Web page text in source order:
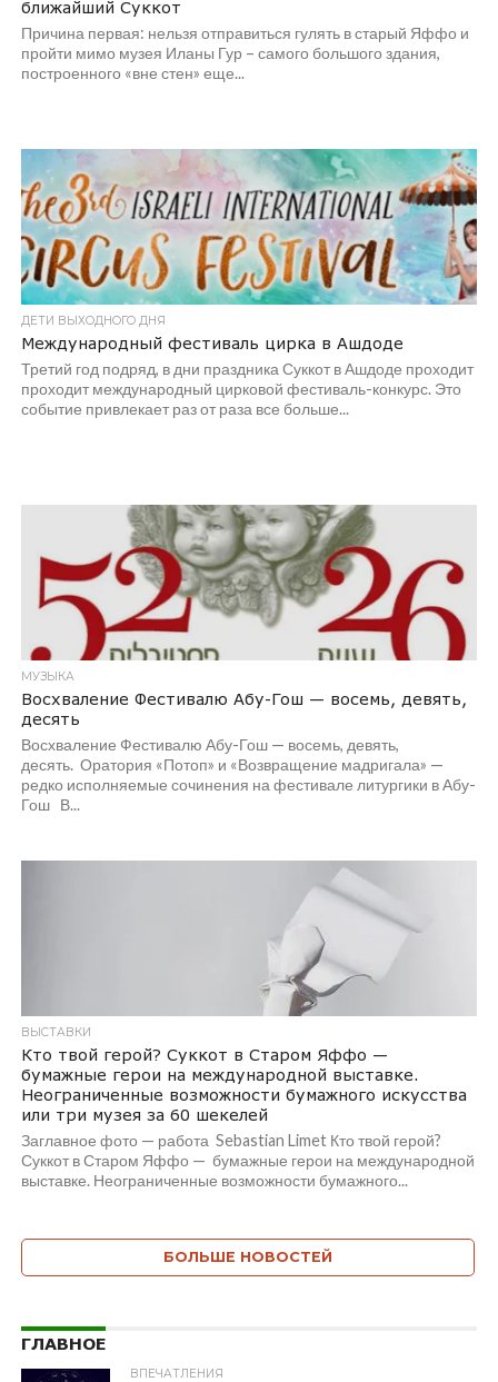
ближайший Суккот
Причина первая: нельзя отправиться гулять в старый Яффо и
пройти мимо музея Иланы Гур – самого большого здания,
построенного «вне стен» еще...
ДЕТИ ВЫХОДНОГО ДНЯ
Международный фестиваль цирка в Ашдоде
Третий год подряд, в дни праздника Суккот в Ашдоде проходит
проходит международный цирковой фестиваль-конкурс. Это
событие привлекает раз от раза все больше...
МУЗЫКА
Восхваление Фестивалю Абу-Гош — восемь, девять,
десять
Восхваление Фестивалю Абу-Гош — восемь, девять,
десять. Оратория «Потоп» и «Возвращение мадригала» —
редко исполняемые сочинения на фестивале литургики в Абу-
Гош В...
ВЫСТАВКИ
Кто твой герой? Суккот в Старом Яффо —
бумажные герои на международной выставке.
Неограниченные возможности бумажного искусства
или три музея за 60 шекелей
Заглавное фото — работа Sebastian Limet Кто твой герой?
Суккот в Старом Яффо — бумажные герои на международной
выставке. Неограниченные возможности бумажного...
БОЛЬШЕ НОВОСТЕЙ
ГЛАВНОЕ
ВПЕЧАТЛЕНИЯ